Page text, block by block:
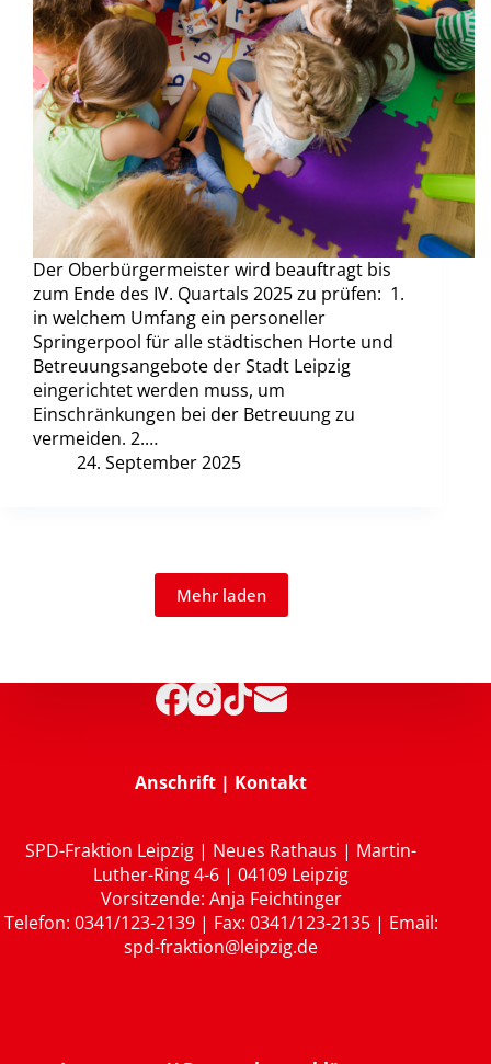
Der Oberbürgermeister wird beauftragt bis
zum Ende des IV. Quartals 2025 zu prüfen: 1.
in welchem Umfang ein personeller
Springerpool für alle städtischen Horte und
Betreuungsangebote der Stadt Leipzig
eingerichtet werden muss, um
Einschränkungen bei der Betreuung zu
vermeiden. 2.…
24. September 2025
Mehr laden
Anschrift | Kontakt
SPD-Fraktion Leipzig | Neues Rathaus | Martin-
Luther-Ring 4-6 | 04109 Leipzig
Vorsitzende: Anja Feichtinger
Telefon: 0341/123-2139 | Fax: 0341/123-2135 | Email:
spd-fraktion@leipzig.de